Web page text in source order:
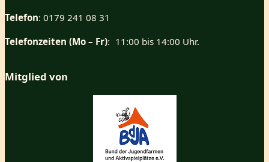
Telefon: 0179 241 08 31
Telefonzeiten (Mo – Fr): 11:00 bis 14:00 Uhr.
Mitglied von